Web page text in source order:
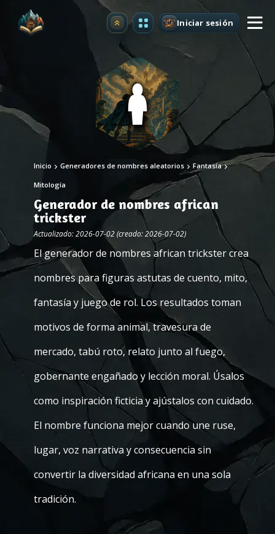
Mejorar Iniciar sesión
Inicio Generadores de nombres aleatorios Fantasía
Mitología
Generador de nombres african
trickster
Actualizado: 2026-07-02 (creado: 2026-07-02)
El generador de nombres african trickster crea
nombres para figuras astutas de cuento, mito,
fantasía y juego de rol. Los resultados toman
motivos de forma animal, travesura de
mercado, tabú roto, relato junto al fuego,
gobernante engañado y lección moral. Úsalos
como inspiración ficticia y ajústalos con cuidado.
El nombre funciona mejor cuando une ruse,
lugar, voz narrativa y consecuencia sin
convertir la diversidad africana en una sola
tradición.